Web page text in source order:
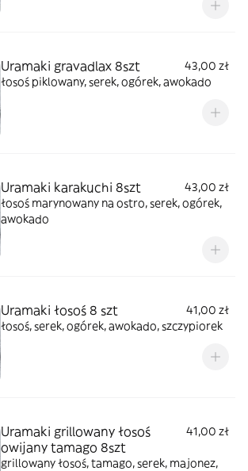
Uramaki gravadlax 8szt
43,00 zł
łosoś piklowany, serek, ogórek, awokado
Uramaki karakuchi 8szt
43,00 zł
łosoś marynowany na ostro, serek, ogórek,
awokado
Uramaki łosoś 8 szt
41,00 zł
łosoś, serek, ogórek, awokado, szczypiorek
Uramaki grillowany łosoś
owijany tamago 8szt
41,00 zł
grillowany łosoś, tamago, serek, majonez,